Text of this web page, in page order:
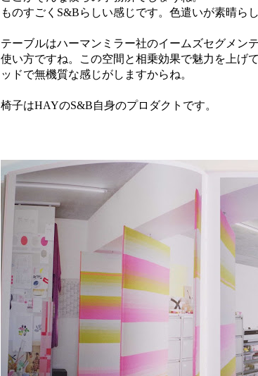
ものすごくS&Bらしい感じです。色遣いが素晴らし
テーブルはハーマンミラー社のイームズセグメン
使い方ですね。この空間と相乗効果で魅力を上げ
ッドで無機質な感じがしますからね。
椅子はHAYのS&B自身のプロダクトです。